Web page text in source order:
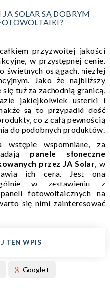
SOLAR SĄ DOBRYM
przyzwoitej jakości
w przystępnej cenie.
świetnych osiągach, niezłej
Jako że najbliższy
tuż za zachodnią granicą,
jakiejkolwiek usterki i
są to przypadki dość
co z całą pewnością
do podobnych produktów.
wspomniane, za
panele słoneczne
przez JA Solar, w
ich cena. Jest ona
w zestawieniu z
fotowoltaicznych na
się nimi zainteresować
TEN WPIS
Google+